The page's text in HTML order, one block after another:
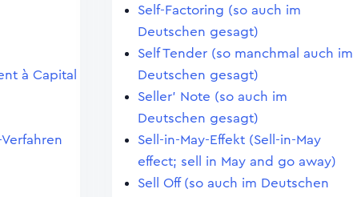
à Capital
Self-Factoring (so auch im
Deutschen gesagt)
Self Tender (so manchmal auch im
Deutschen gesagt)
Seller' Note (so auch im
Deutschen gesagt)
Sell-in-May-Effekt (Sell-in-May
effect; sell in May and go away)
Sell Off (so auch im Deutschen